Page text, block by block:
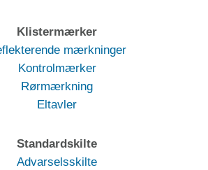
Klistermærker
mærkninger
Kontrolmærker
Rørmærkning
Eltavler
Standardskilte
Advarselsskilte